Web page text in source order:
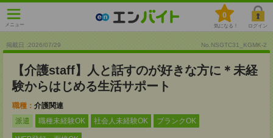
メニュー
0
気になる！ ログイン
掲載日 :2026/07/29 No.NSGTC31_KGMK-2
【介護staff】人と話すのが好きな方に＊未経
験からはじめる生活サポート
職種： 介護関連
派遣
職種未経験OK 社会人未経験OK ブランクOK